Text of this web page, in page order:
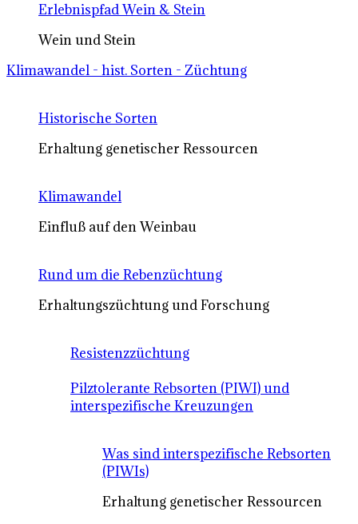
Erlebnispfad Wein & Stein
Wein und Stein
Klimawandel - hist. Sorten - Züchtung
Historische Sorten
Erhaltung genetischer Ressourcen
Klimawandel
Einfluß auf den Weinbau
Rund um die Rebenzüchtung
Erhaltungszüchtung und Forschung
Resistenzzüchtung
Pilztolerante Rebsorten (PIWI) und
interspezifische Kreuzungen
Was sind interspezifische Rebsorten
(PIWIs)
Erhaltung genetischer Ressourcen